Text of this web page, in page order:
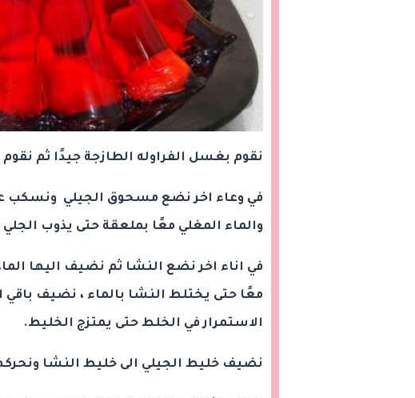
نقوم بغسل الفراوله الطازجة جيدًا ثم
في وعاء اخر نضع مسحوق الجيلي ونسكب
والماء المغلي معًا بملعقة حتى يذوب الجلي
في اناء اخر نضع النشا ثم نضيف اليها
معًا حتى يختلط النشا بالماء ، نضيف باقي
الاستمرار في الخلط حتى يمتزج الخليط.
نضيف خليط الجيلي الى خليط النشا